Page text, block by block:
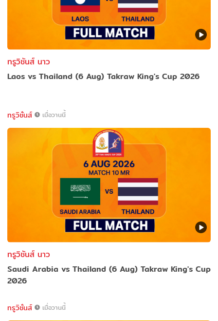
ทรูวิชันส์ นาว
Laos vs Thailand (6 Aug) Takraw King's Cup 2026
ทรูวิชั่นส์ เมื่อวานนี้
ทรูวิชันส์ นาว
Saudi Arabia vs Thailand (6 Aug) Takraw King's Cup
2026
ทรูวิชั่นส์ เมื่อวานนี้